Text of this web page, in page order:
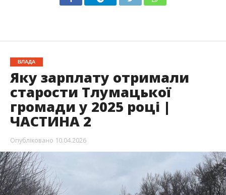
ВЛАДА
Яку зарплату отримали
старости Тлумацької
громади у 2025 році |
ЧАСТИНА 2
Опубліковано 10.04.2026